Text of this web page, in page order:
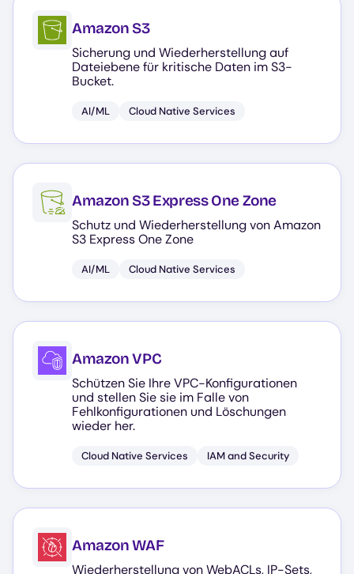
Amazon S3
Sicherung und Wiederherstellung auf
Dateiebene für kritische Daten im S3-
Bucket.
AI/ML Cloud Native Services
Amazon S3 Express One Zone
Schutz und Wiederherstellung von Amazon
S3 Express One Zone
AI/ML Cloud Native Services
Amazon VPC
Schützen Sie Ihre VPC-Konfigurationen
und stellen Sie sie im Falle von
Fehlkonfigurationen und Löschungen
wieder her.
Cloud Native Services IAM and Security
Amazon WAF
Wiederherstellung von WebACLs, IP-Sets,